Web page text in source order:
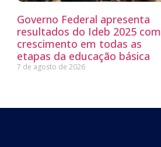
Governo Federal apresenta
resultados do Ideb 2025 com
crescimento em todas as
etapas da educação básica
7 de agosto de 2026